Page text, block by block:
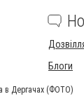
Блоги
в Дергачах (ФОТО)